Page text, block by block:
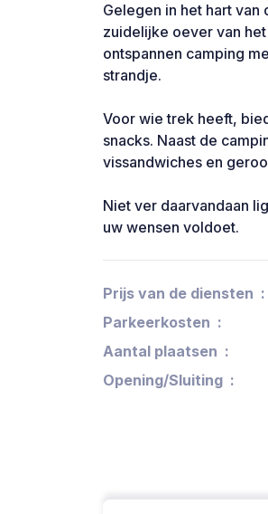
Gelegen in het hart
zuidelijke oever van
ontspannen camping
strandje.
Voor wie trek heeft,
snacks. Naast de
vissandwiches en
Niet ver daarvandaan
uw wensen voldoet.
Prijs van de diensten
Parkeerkosten
Aantal plaatsen
Opening/Sluiting